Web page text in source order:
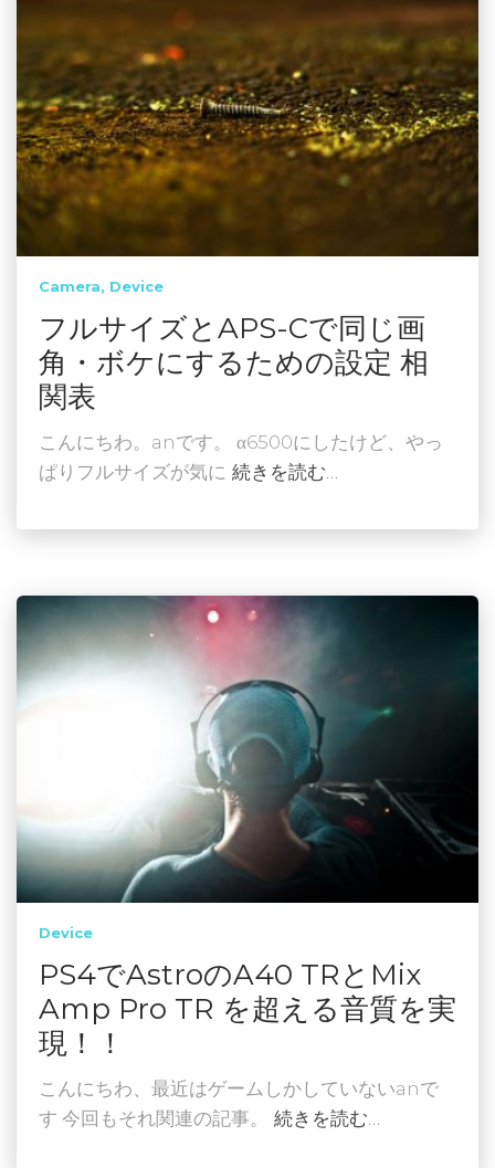
Camera Device
フルサイズとAPS-Cで同じ画
角・ボケにするための設定 相
関表
こんにちわ。anです。 α6500にしたけど、やっ
ぱりフルサイズが気に 続きを読む…
Device
PS4でAstroのA40 TRとMix
Amp Pro TR を超える音質を実
現！！
こんにちわ、最近はゲームしかしていないanで
す 今回もそれ関連の記事。
続きを読む…